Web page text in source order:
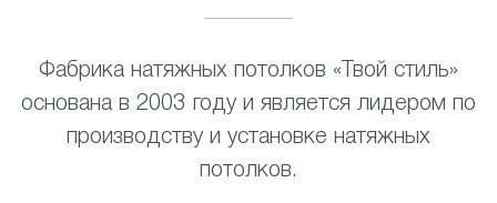
Фабрика натяжных потолков «Твой стиль»
основана в 2003 году и является лидером по
производству и установке натяжных
потолков.